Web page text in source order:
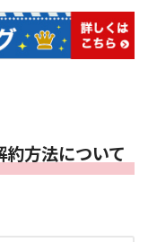
方法について